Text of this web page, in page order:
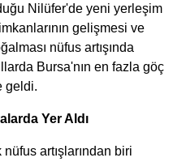
Nilüfer'de yeni yerleşim
gelişmesi ve
nüfus artışında
Bursa'nın en fazla göç
geldi.
Yer Aldı
artışlarından biri